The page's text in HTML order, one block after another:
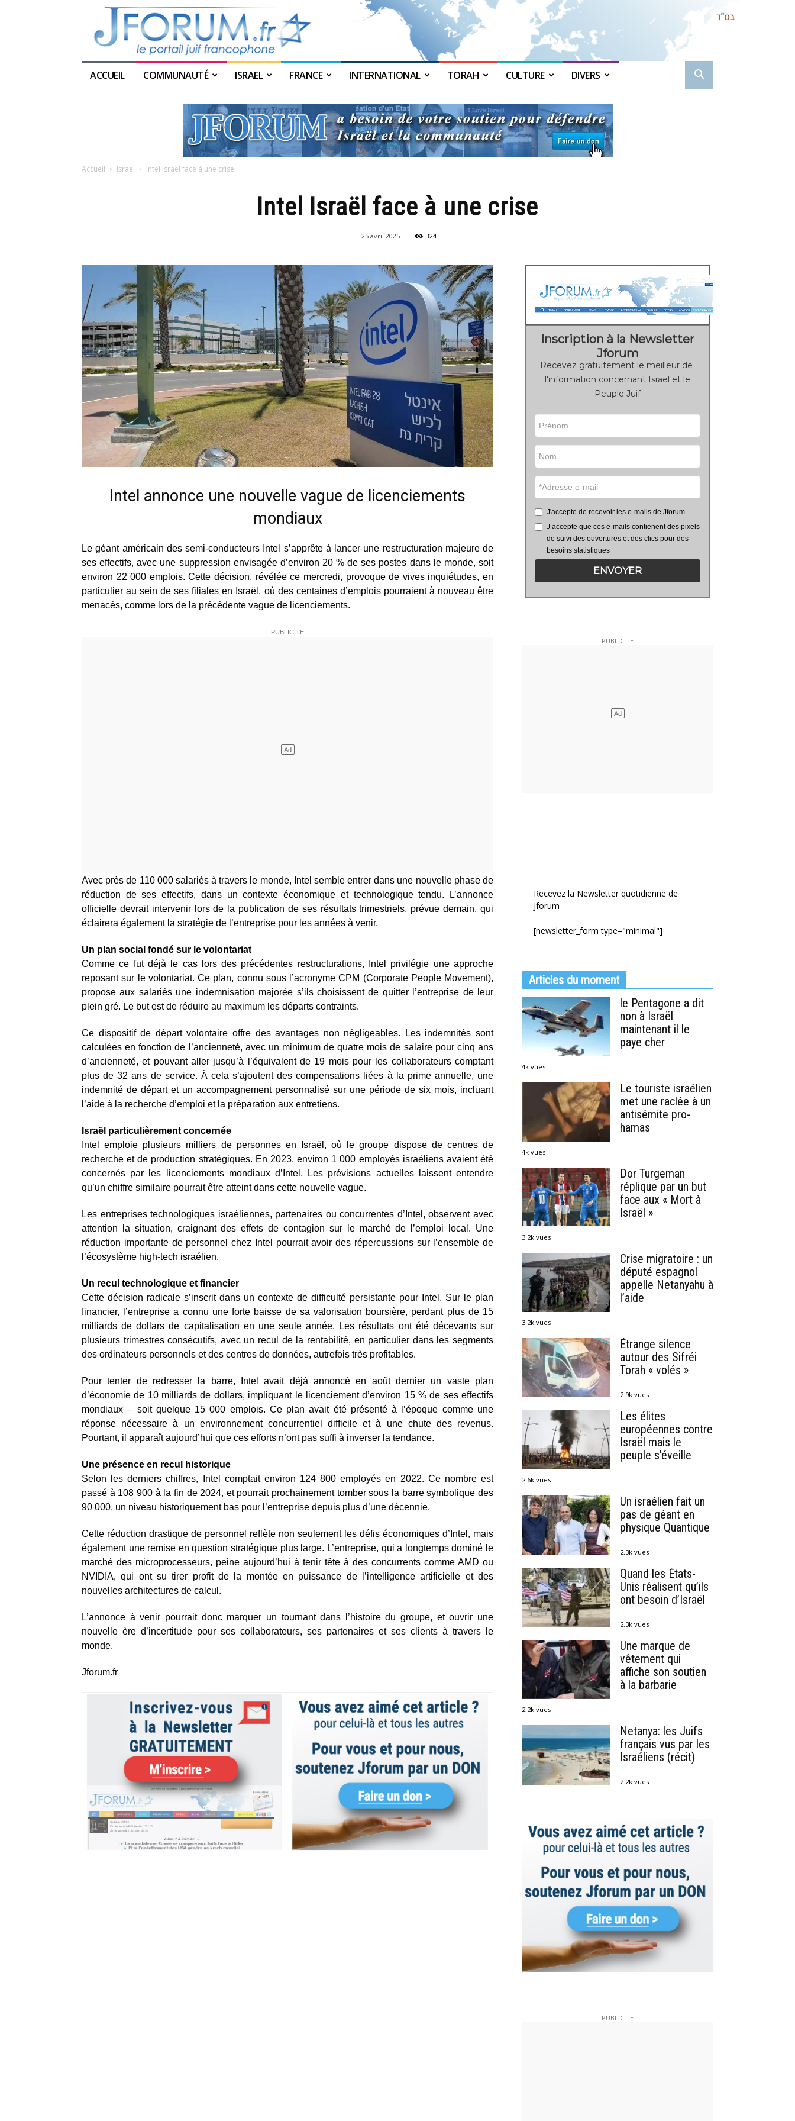
ACCUEIL COMMUNAUTÉ ISRAEL FRANCE INTERNATIONAL TORAH CULTURE DIVERS
Accueil Israel Intel Israël face à une crise
Intel Israël face à une crise
25 avril 2025 324
Intel annonce une nouvelle vague de licenciements
mondiaux
Le géant américain des semi-conducteurs Intel s’apprête à lancer une restructuration majeure de
ses effectifs, avec une suppression envisagée d’environ 20 % de ses postes dans le monde, soit
environ 22 000 emplois. Cette décision, révélée ce mercredi, provoque de vives inquiétudes, en
particulier au sein de ses filiales en Israël, où des centaines d’emplois pourraient à nouveau être
menacés, comme lors de la précédente vague de licenciements.
Avec près de 110 000 salariés à travers le monde, Intel semble entrer dans une nouvelle phase de
réduction de ses effectifs, dans un contexte économique et technologique tendu. L’annonce
officielle devrait intervenir lors de la publication de ses résultats trimestriels, prévue demain, qui
éclairera également la stratégie de l’entreprise pour les années à venir.
Un plan social fondé sur le volontariat
Comme ce fut déjà le cas lors des précédentes restructurations, Intel privilégie une approche
reposant sur le volontariat. Ce plan, connu sous l’acronyme CPM (Corporate People Movement),
propose aux salariés une indemnisation majorée s’ils choisissent de quitter l’entreprise de leur
plein gré. Le but est de réduire au maximum les départs contraints.
Ce dispositif de départ volontaire offre des avantages non négligeables. Les indemnités sont
calculées en fonction de l’ancienneté, avec un minimum de quatre mois de salaire pour cinq ans
d’ancienneté, et pouvant aller jusqu’à l’équivalent de 19 mois pour les collaborateurs comptant
plus de 32 ans de service. À cela s’ajoutent des compensations liées à la prime annuelle, une
indemnité de départ et un accompagnement personnalisé sur une période de six mois, incluant
l’aide à la recherche d’emploi et la préparation aux entretiens.
Israël particulièrement concernée
Intel emploie plusieurs milliers de personnes en Israël, où le groupe dispose de centres de
recherche et de production stratégiques. En 2023, environ 1 000 employés israéliens avaient été
concernés par les licenciements mondiaux d’Intel. Les prévisions actuelles laissent entendre
qu’un chiffre similaire pourrait être atteint dans cette nouvelle vague.
Les entreprises technologiques israéliennes, partenaires ou concurrentes d’Intel, observent avec
attention la situation, craignant des effets de contagion sur le marché de l’emploi local. Une
réduction importante de personnel chez Intel pourrait avoir des répercussions sur l’ensemble de
l’écosystème high-tech israélien.
Un recul technologique et financier
Cette décision radicale s’inscrit dans un contexte de difficulté persistante pour Intel. Sur le plan
financier, l’entreprise a connu une forte baisse de sa valorisation boursière, perdant plus de 15
milliards de dollars de capitalisation en une seule année. Les résultats ont été décevants sur
plusieurs trimestres consécutifs, avec un recul de la rentabilité, en particulier dans les segments
des ordinateurs personnels et des centres de données, autrefois très profitables.
Pour tenter de redresser la barre, Intel avait déjà annoncé en août dernier un vaste plan
d’économie de 10 milliards de dollars, impliquant le licenciement d’environ 15 % de ses effectifs
mondiaux – soit quelque 15 000 emplois. Ce plan avait été présenté à l’époque comme une
réponse nécessaire à un environnement concurrentiel difficile et à une chute des revenus.
Pourtant, il apparaît aujourd’hui que ces efforts n’ont pas suffi à inverser la tendance.
Une présence en recul historique
Selon les derniers chiffres, Intel comptait environ 124 800 employés en 2022. Ce nombre est
passé à 108 900 à la fin de 2024, et pourrait prochainement tomber sous la barre symbolique des
90 000, un niveau historiquement bas pour l’entreprise depuis plus d’une décennie.
Cette réduction drastique de personnel reflète non seulement les défis économiques d’Intel, mais
également une remise en question stratégique plus large. L’entreprise, qui a longtemps dominé le
marché des microprocesseurs, peine aujourd’hui à tenir tête à des concurrents comme AMD ou
NVIDIA, qui ont su tirer profit de la montée en puissance de l’intelligence artificielle et des
nouvelles architectures de calcul.
L’annonce à venir pourrait donc marquer un tournant dans l’histoire du groupe, et ouvrir une
nouvelle ère d’incertitude pour ses collaborateurs, ses partenaires et ses clients à travers le
monde.
Jforum.fr
Inscription à la Newsletter
Jforum
Recevez gratuitement le meilleur de
l'information concernant Israël et le
Peuple Juif
J'accepte de recevoir les e-mails de Jforum
J’accepte que ces e-mails contienent des pixels
de suivi des ouvertures et des clics pour des
besoins statistiques
ENVOYER
Recevez la Newsletter quotidienne de
Jforum
[newsletter_form type="minimal"]
Articles du moment
le Pentagone a dit
non à Israël
maintenant il le
paye cher
4k vues
Le touriste israélien
met une raclée à un
antisémite pro-
hamas
4k vues
Dor Turgeman
réplique par un but
face aux « Mort à
Israël »
3.2k vues
Crise migratoire : un
député espagnol
appelle Netanyahu à
l’aide
3.2k vues
Étrange silence
autour des Sifréi
Torah « volés »
2.9k vues
Les élites
européennes contre
Israël mais le
peuple s’éveille
2.6k vues
Un israélien fait un
pas de géant en
physique Quantique
2.3k vues
Quand les États-
Unis réalisent qu’ils
ont besoin d’Israël
2.3k vues
Une marque de
vêtement qui
affiche son soutien
à la barbarie
2.2k vues
Netanya: les Juifs
français vus par les
Israéliens (récit)
2.2k vues